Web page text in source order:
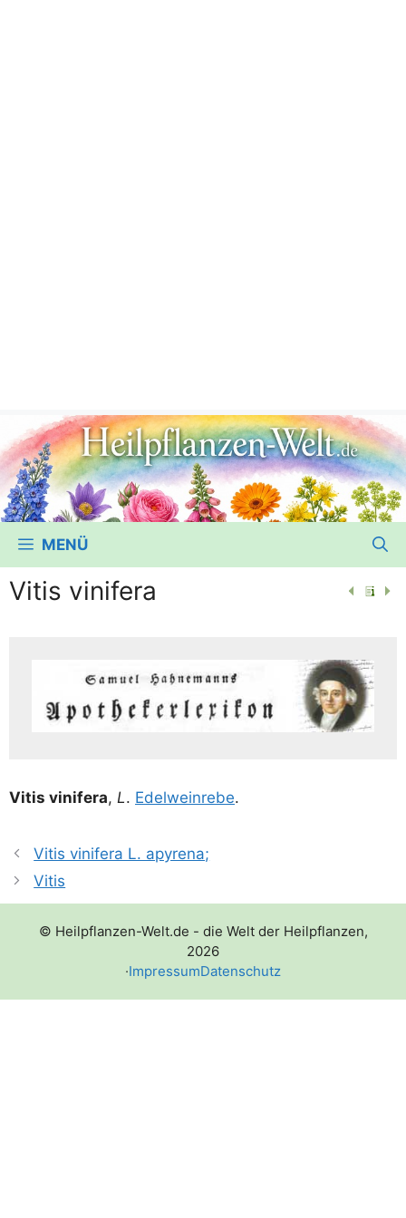
MENÜ
Vitis vinifera
Vitis vini­fera, L. Edel­wein­re­be.
Vitis vinifera L. apyrena;
Vitis
© Heilpflanzen-Welt.de - die Welt der Heilpflanzen,
2026
·ImpressumDatenschutz